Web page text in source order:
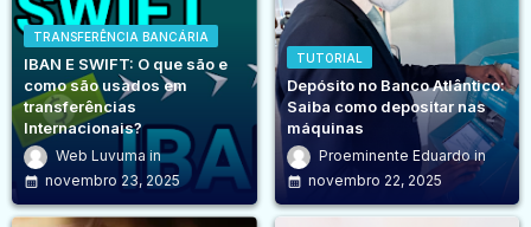
TRANSFERÊNCIA BANCÁRIA
IBAN E SWIFT: O que são e
como são usados em
transferências
Internacionais?
Web Luvuma
novembro 23, 2025
TUTORIAL
Depósito no Banco Atlântico:
Saiba como depositar nas
máquinas
Proeminente Eduardo
novembro 22, 2025